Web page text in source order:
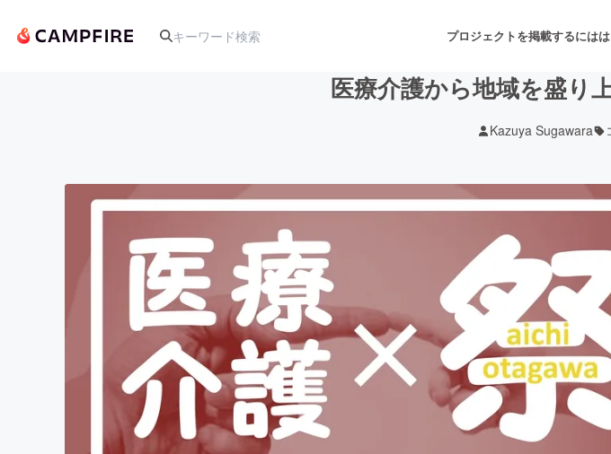
プロジェクトを掲載するには
テクノロジー・ガジェット ゲーム・サービス開発
映像・映画 書籍・雑誌出版
ビジネス・起業 チャレンジ
まちづくり・地域活性化
医療介護から地域を盛り
Kazuya Sugawara